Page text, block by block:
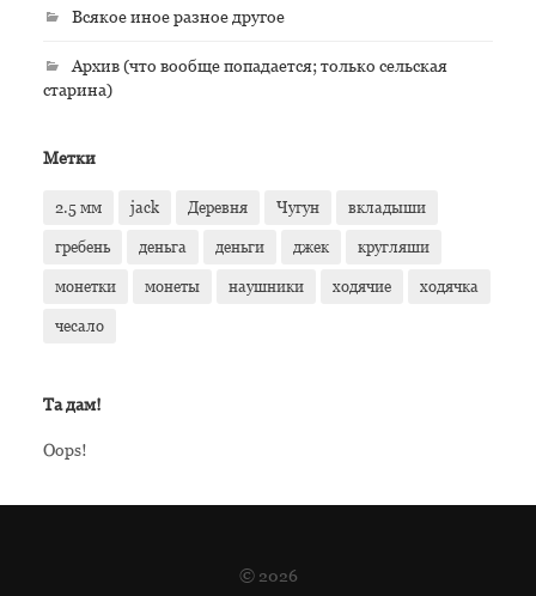
Всякое иное разное другое
Архив (что вообще попадается; только сельская
старина)
Метки
2.5 мм jack Деревня Чугун вкладыши
гребень деньга деньги джек кругляши
монетки монеты наушники ходячие ходячка
чесало
Та дам!
Oops!
© 2026